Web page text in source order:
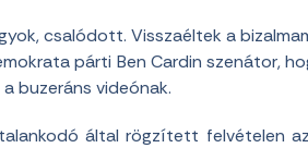
csalódott. Visszaéltek a
párti Ben Cardin szenátor,
buzeráns videónak.
által rögzített felvételen